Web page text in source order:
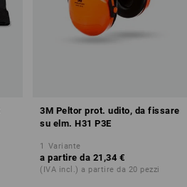
3M Peltor prot. udito, da fissare
su elm. H31 P3E
1 Variante
a partire da 21,34 €
(IVA incl.) a partire da 20 pezzi